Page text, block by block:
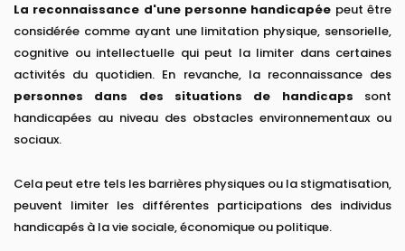
La reconnaissance d'une personne handicapée peut être
considérée comme ayant une limitation physique, sensorielle,
cognitive ou intellectuelle qui peut la limiter dans certaines
activités du quotidien. En revanche, la reconnaissance des
personnes dans des situations de handicaps sont
handicapées au niveau des obstacles environnementaux ou
sociaux.
Cela peut etre tels les barrières physiques ou la stigmatisation,
peuvent limiter les différentes participations des individus
handicapés à la vie sociale, économique ou politique.